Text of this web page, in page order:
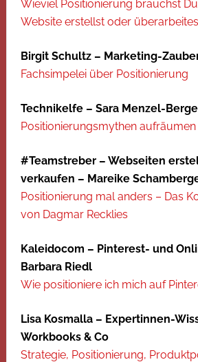
Wieviel Positionierung brauchst
Website erstellst oder
Birgit Schultz – Marketing-
Fachsimpelei über Positionierung
Technikelfe – Sara Menzel-
Positionierungsmythen aufräumen
#Teamstreber – Webseiten
verkaufen – Mareike
Positionierung mal anders – Das
von Dagmar Recklies
Kaleidocom – Pinterest- und
Barbara Riedl
Wie positioniere ich mich auf
Lisa Kosmalla – Expertinnen-
Workbooks & Co
Strategie, Positionierung,